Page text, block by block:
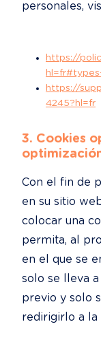
personales,
https://
https://
4245?hl=fr
3. Cookies
Con el fin de
en su sitio
colocar una
permita, al
en el que se
solo se lleva
previo y solo
redirigirlo a la